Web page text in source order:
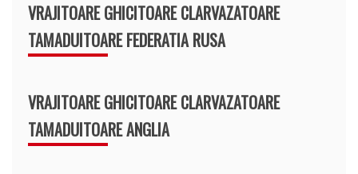
VRAJITOARE GHICITOARE CLARVAZATOARE
TAMADUITOARE FEDERATIA RUSA
VRAJITOARE GHICITOARE CLARVAZATOARE
TAMADUITOARE ANGLIA